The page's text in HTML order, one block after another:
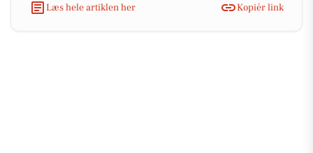
Læs hele artiklen her
Kopiér link